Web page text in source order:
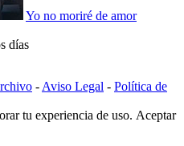
Yo no moriré de amor
días
- Aviso Legal - Política de
tu experiencia de uso. Aceptar